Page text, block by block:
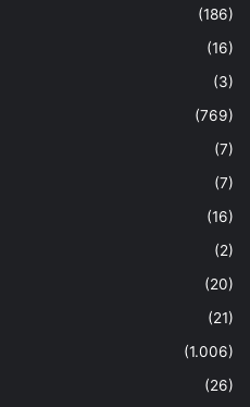
(186)
(16)
(3)
(769)
(7)
(7)
(16)
(2)
(20)
(21)
(1.006)
(26)